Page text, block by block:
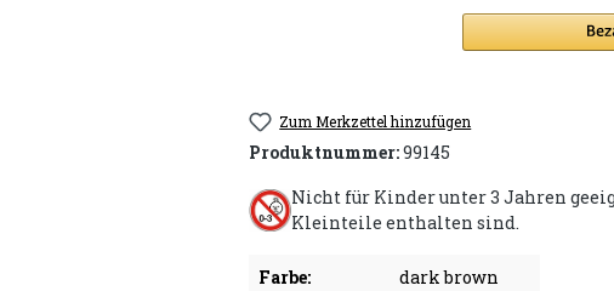
Zum Merkzettel hinzufügen
Produktnummer:99145
Nicht für Kinder unter 3 Jahren
Kleinteile enthalten sind.
Farbe:
dark brown